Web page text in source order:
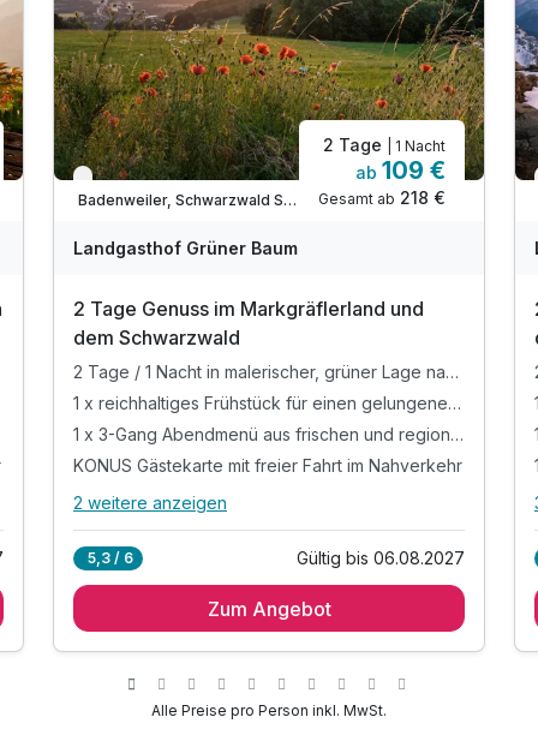
Großes Doppelzimmer mit Terrasse
2 Erwachsene
Ausstattung
Für 7 Tage 439,00 €
Nur noch bis Oktober
Badenweiler, Schwarzwald Süd
2 Tage | 1 Nacht
ab 109 €
Gesamt ab 218 €
Landgasthof Grüner Baum
2 Tage Genuss im Markgräflerland und
dem Schwarzwald
2 Tage / 1 Nacht in malerischer, grüner Lage nahe der deutschfranzösischen Grenze
1 x reichhaltiges Frühstück für einen gelungenen Tagesstart
1 x 3-Gang Abendmenü aus frischen und regionalen Zutaten
KONUS Gästekarte mit freier Fahrt im Nahverkehr
Alle Inklusivleistungen
nahe der deutschfranzösischen Grenze
1 x reichhaltiges Frühstück für einen gelungenen
1 x 3-Gang Abendmenü aus frischen und
regionalen Zutaten
2 weitere anzeigen
5,3 / 6 Gültig bis 06.08.2027
Zum Angebot
Alle Preise pro Person inkl. MwSt.